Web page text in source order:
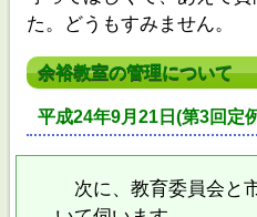
た。どうもすみません。
余裕教室の管理について
平成24年9月21日(第3回定
次に、教育委員会と